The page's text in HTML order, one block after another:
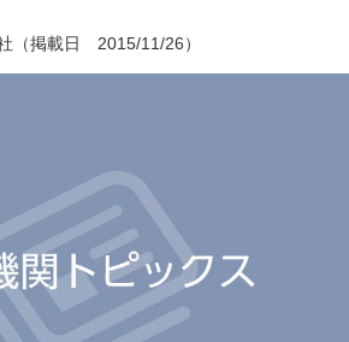
（掲載日 2015/11/26）